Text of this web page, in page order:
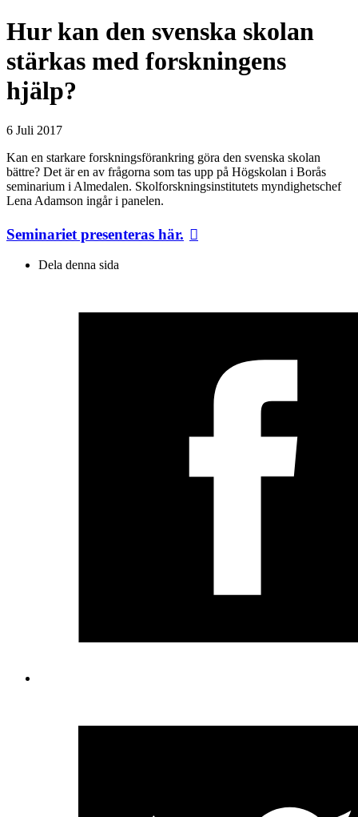
Hur kan den svenska skolan
stärkas med forskningens
hjälp?
6 Juli 2017
Kan en starkare forskningsförankring göra den svenska skolan
bättre? Det är en av frågorna som tas upp på Högskolan i Borås
seminarium i Almedalen. Skolforskningsinstitutets myndighetschef
Lena Adamson ingår i panelen.
Seminariet presenteras här.
Dela denna sida